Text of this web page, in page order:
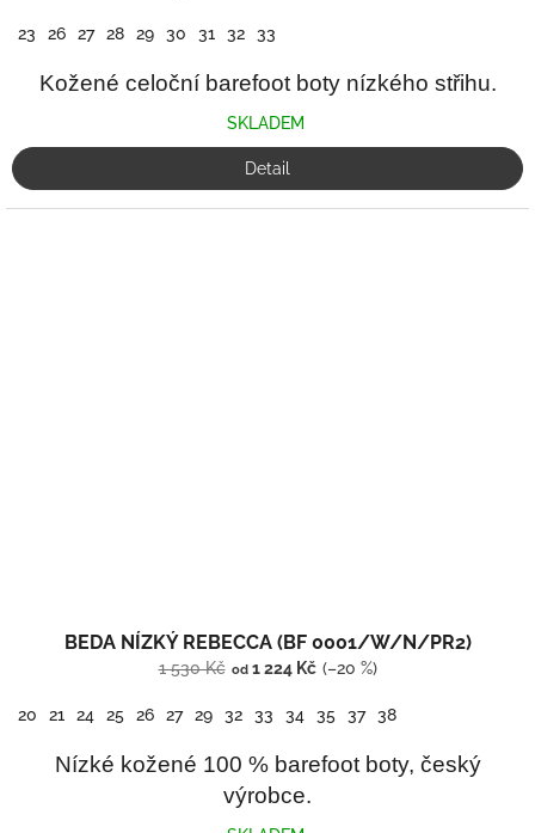
23 26 27 28 29 30 31 32 33
Kožené celoční barefoot boty nízkého střihu.
SKLADEM
Detail
BEDA NÍZKÝ REBECCA (BF 0001/W/N/PR2)
1 530 Kč od1 224 Kč (–20 %)
20 21 24 25 26 27 29 32 33 34 35 37 38
Nízké kožené 100 % barefoot boty, český
výrobce.